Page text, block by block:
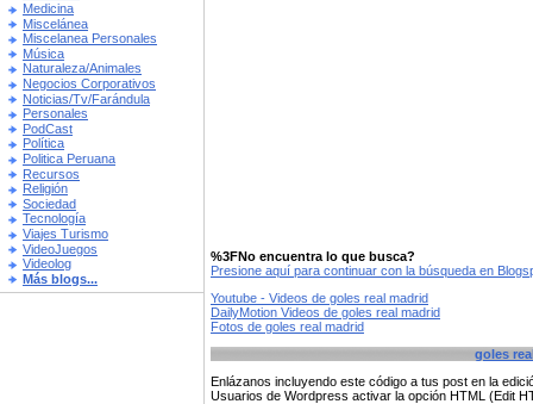
Medicina
Miscelánea
Miscelanea Personales
Música
Naturaleza/Animales
Negocios Corporativos
Noticias/Tv/Farándula
Personales
PodCast
Política
Politica Peruana
Recursos
Religión
Sociedad
Tecnología
Viajes Turismo
VideoJuegos
Videolog
Más blogs...
%3FNo encuentra lo que busca?
Presione aquí para continuar con la búsqueda en
Youtube - Videos de goles real madrid
DailyMotion Videos de goles real madrid
Fotos de goles real madrid
goles
Enlázanos incluyendo este código a tus post en la
Usuarios de Wordpress activar la opción HTML (Edit